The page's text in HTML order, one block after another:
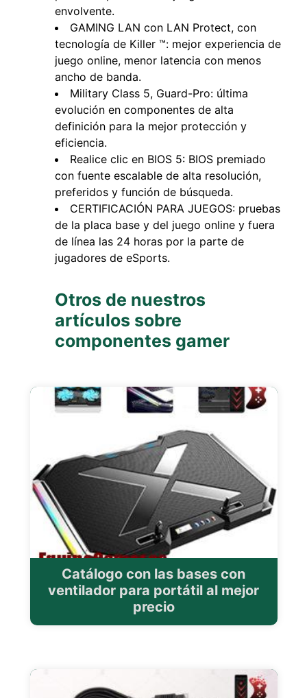
envolvente.
GAMING LAN con LAN Protect, con
tecnología de Killer ™: mejor experiencia de
juego online, menor latencia con menos
ancho de banda.
Military Class 5, Guard-Pro: última
evolución en componentes de alta
definición para la mejor protección y
eficiencia.
Realice clic en BIOS 5: BIOS premiado
con fuente escalable de alta resolución,
preferidos y función de búsqueda.
CERTIFICACIÓN PARA JUEGOS: pruebas
de la placa base y del juego online y fuera
de línea las 24 horas por la parte de
jugadores de eSports.
Otros de nuestros
artículos sobre
componentes gamer
Catálogo con las bases con
ventilador para portátil al mejor
precio